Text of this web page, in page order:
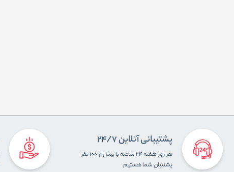
پشتیبانی آنلاین 24/7
هر روز هفته ۲۴ ساعته با بیش از ۱۰۰ نفر
پشتیبان شما هستیم